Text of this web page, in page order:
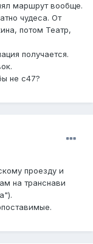
маршрут вообще.
чудеса. От
потом Театр,
получается.
не с47?
проезду и
на транснави